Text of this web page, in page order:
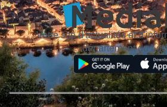
Votre site d'actualités et
département du Lot